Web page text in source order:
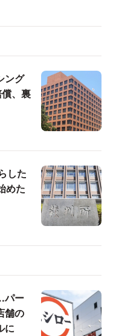
ング
、裏
した
めた
パー
舗の
に